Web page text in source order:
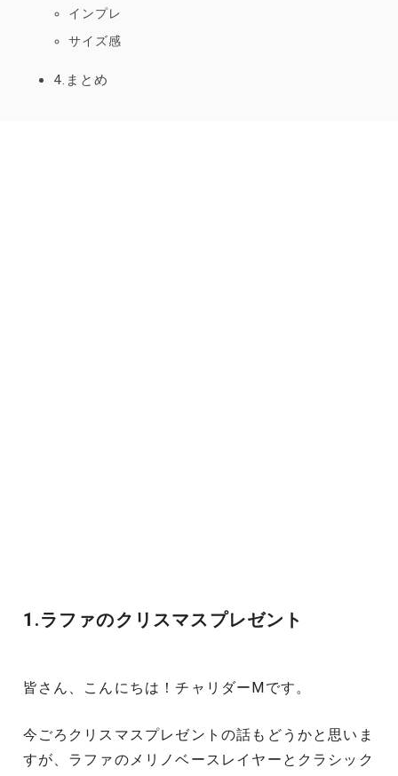
インプレ
サイズ感
4.まとめ
1.ラファのクリスマスプレゼント
皆さん、こんにちは！チャリダーMです。
今ごろクリスマスプレゼントの話もどうかと思いま
すが、ラファのメリノベースレイヤーとクラシック